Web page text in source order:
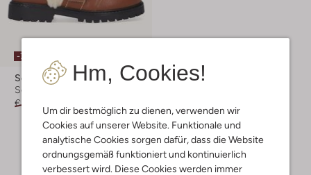
Hm, Cookies!
Um dir bestmöglich zu dienen, verwenden wir
Cookies auf unserer Website. Funktionale und
analytische Cookies sorgen dafür, dass die Website
ordnungsgemäß funktioniert und kontinuierlich
verbessert wird. Diese Cookies werden immer
-70%
So Jamie
Schnürboots
€ 129,95